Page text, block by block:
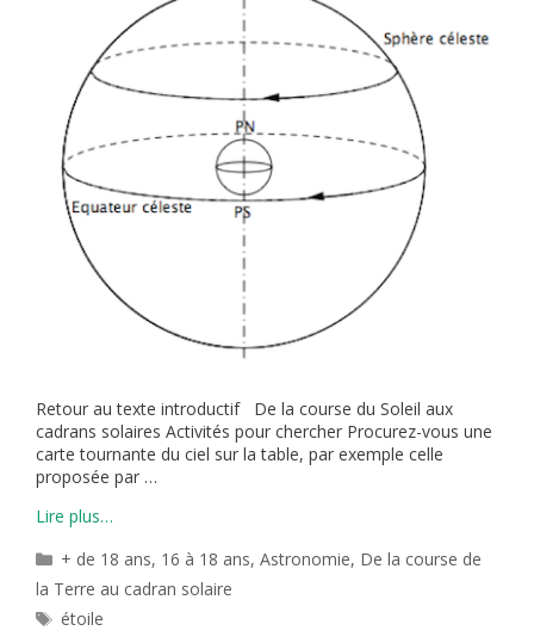
Retour au texte introductif De la course du Soleil aux
cadrans solaires Activités pour chercher Procurez-vous une
carte tournante du ciel sur la table, par exemple celle
proposée par …
Lire plus…
Catégories
+ de 18 ans, 16 à 18 ans,Astronomie, De la course de
la Terre au cadran solaire
Étiquettes
étoile